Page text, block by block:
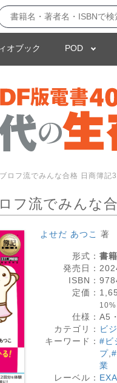
オブック POD
ロフ流でみんな合格 日商簿記
フ流でみんな
よせだ あつこ 著
形式： 書籍
発売日：
ISBN：
定価：
10%
仕様： A5・
カテゴリ： ビ
キーワード： #ビ
プ,
業
レーベル：